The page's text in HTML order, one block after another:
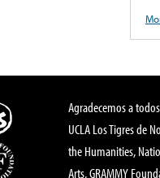
Agradecemos a
UCLA Los Tigres de
the Humanities,
Arts, GRAMMY